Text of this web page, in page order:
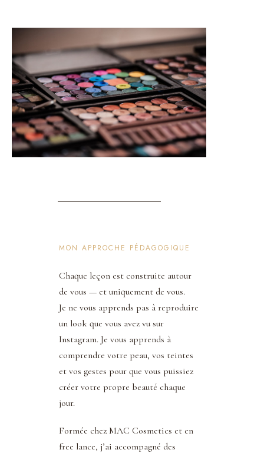
MON APPROCHE PÉDAGOGIQUE
Chaque leçon est construite autour
de vous — et uniquement de vous.
Je ne vous apprends pas à reproduire
un look que vous avez vu sur
Instagram. Je vous apprends à
comprendre votre peau, vos teintes
et vos gestes pour que vous puissiez
créer votre propre beauté chaque
jour.
Formée chez MAC Cosmetics et en
free lance, j’ai accompagné des